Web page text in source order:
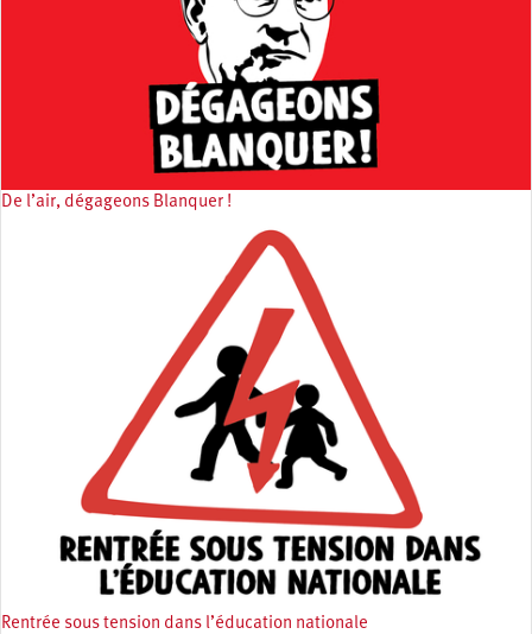
De l’air, dégageons Blanquer !
Rentrée sous tension dans l’éducation nationale